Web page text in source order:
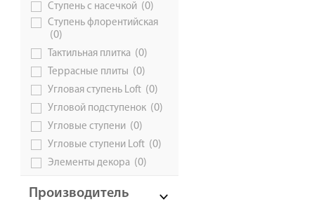
Ступень с насечкой (0)
Ступень флорентийская
(0)
Тактильная плитка (0)
Террасные плиты (0)
Угловая ступень Loft (0)
Угловой подступенок (0)
Угловые ступени (0)
Угловые ступени Loft (0)
Элементы декора (0)
Производитель